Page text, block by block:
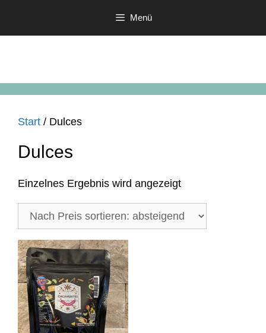
Menü
Start / Dulces
Dulces
Einzelnes Ergebnis wird angezeigt